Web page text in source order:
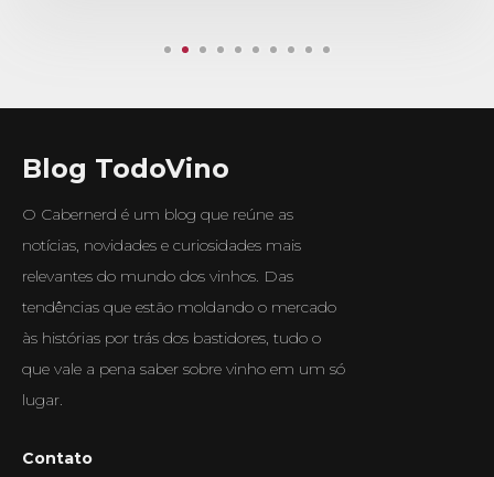
Blog TodoVino
O Cabernerd é um blog que reúne as
notícias, novidades e curiosidades mais
relevantes do mundo dos vinhos. Das
tendências que estão moldando o mercado
às histórias por trás dos bastidores, tudo o
que vale a pena saber sobre vinho em um só
lugar.
Contato